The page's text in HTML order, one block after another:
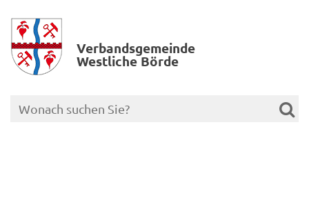
Verbands­gemeinde
Westliche Börde